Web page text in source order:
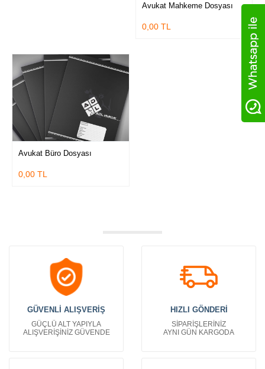
Avukat Mahkeme Dosyası
0,00 TL
Avukat Büro Dosyası
0,00 TL
GÜVENLİ ALIŞVERİŞ
GÜÇLÜ ALT YAPIYLA
ALIŞVERİŞİNİZ GÜVENDE
HIZLI GÖNDERİ
SİPARİŞLERİNİZ
AYNI GÜN KARGODA